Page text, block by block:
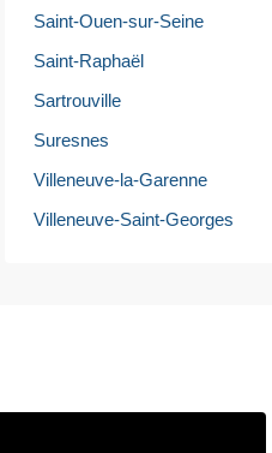
Saint-Ouen-sur-Seine
Saint-Raphaël
Sartrouville
Suresnes
Villeneuve-la-Garenne
Villeneuve-Saint-Georges